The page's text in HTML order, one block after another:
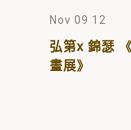
Nov 09 12
弘第x 錦瑟
畫展》